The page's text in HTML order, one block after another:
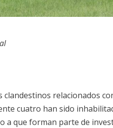
clandestinos relacionados
cuatro han sido
a que forman parte de